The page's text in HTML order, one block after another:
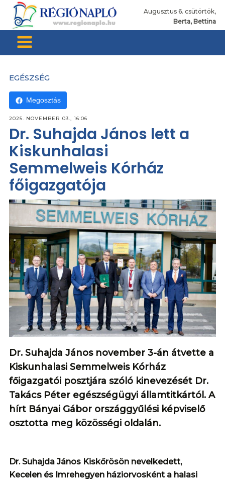
Augusztus 6. csütörtök,
Berta, Bettina
EGÉSZSÉG
Megosztás
2025. NOVEMBER 03., 16:06
Dr. Suhajda János lett a
Kiskunhalasi
Semmelweis Kórház
főigazgatója
Dr. Suhajda János november 3-án átvette a
Kiskunhalasi Semmelweis Kórház
főigazgatói posztjára szóló kinevezését Dr.
Takács Péter egészségügyi államtitkártól. A
hírt Bányai Gábor országgyűlési képviselő
osztotta meg közösségi oldalán.
Dr. Suhajda János Kiskőrösön nevelkedett,
Kecelen és Imrehegyen háziorvosként a halasi